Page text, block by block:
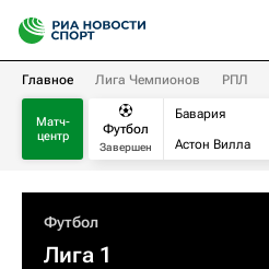
Главное Лига Чемпионов РПЛ
Матч-
центр
Футбол
Завершен
Бавария
Астон Вилла
Футбол
Лига 1